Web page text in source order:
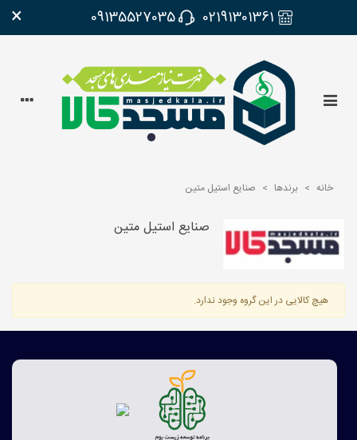
02191301361
09135527035
×
خانه > برندها > صنایع استیل متین
صنایع استیل متین
هیچ کالایی در این گروه وجود ندارد.